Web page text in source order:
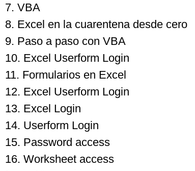
7. VBA
8. Excel en la cuarentena desde cero
9. Paso a paso con VBA
10. Excel Userform Login
11. Formularios en Excel
12. Excel Userform Login
13. Excel Login
14. Userform Login
15. Password access
16. Worksheet access